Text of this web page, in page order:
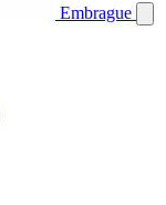
Embrague